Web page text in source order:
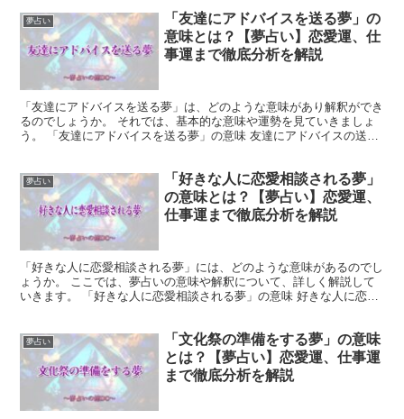
夢占い
「友達にアドバイスを送る夢」の
意味とは？【夢占い】恋愛運、仕
事運まで徹底分析を解説
「友達にアドバイスを送る夢」は、どのような意味があり解釈ができ
るのでしょうか。 それでは、基本的な意味や運勢を見ていきましょ
う。 「友達にアドバイスを送る夢」の意味 友達にアドバイスの送る
夢占い
「好きな人に恋愛相談される夢」
の意味とは？【夢占い】恋愛運、
仕事運まで徹底分析を解説
「好きな人に恋愛相談される夢」には、どのような意味があるのでし
ょうか。 ここでは、夢占いの意味や解釈について、詳しく解説して
いきます。 「好きな人に恋愛相談される夢」の意味 好きな人に恋愛
夢占い
「文化祭の準備をする夢」の意味
とは？【夢占い】恋愛運、仕事運
まで徹底分析を解説